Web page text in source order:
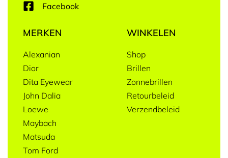
Facebook
MERKEN
Alexanian
Dior
Dita Eyewear
John Dalia
Loewe
Maybach
Matsuda
Tom Ford
WINKELEN
Shop
Brillen
Zonnebrillen
Retourbeleid
Verzendbeleid